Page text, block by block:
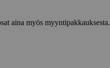
aina myös myyntipakkauksesta.